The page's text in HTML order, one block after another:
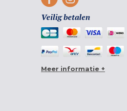
Veilig betalen
Meer informatie +